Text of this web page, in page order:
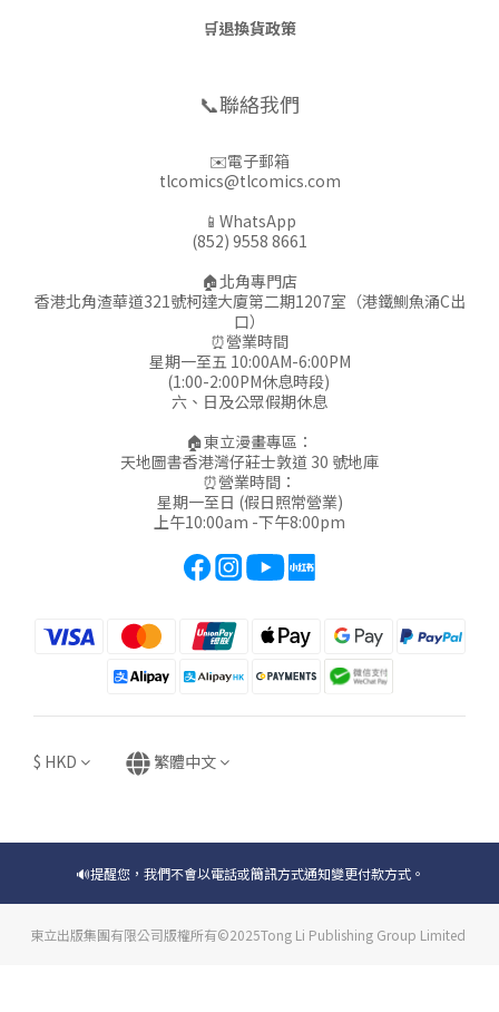
🛒退換貨政策
📞聯絡我們
✉️電子郵箱
tlcomics@tlcomics.com
📱WhatsApp
(852) 9558 8661
🏠北角專門店
香港北角渣華道321號柯達大廈第二期1207室（港鐵鰂魚涌C出
口）
⏰營業時間
星期一至五 10:00AM-6:00PM
(1:00-2:00PM休息時段)
六、日及公眾假期休息
🏠東立漫畫專區：
天地圖書香港灣仔莊士敦道 30 號地庫
⏰營業時間：
星期一至日 (假日照常營業)
上午10:00am -下午8:00pm
$ HKD 繁體中文
🔊提醒您，我們不會以電話或簡訊方式通知變更付款方式。
東立出版集團有限公司版權所有©2025Tong Li Publishing Group Limited